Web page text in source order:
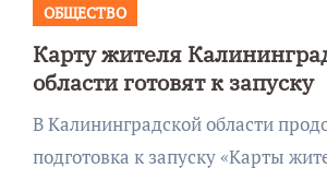
ОБЩЕСТВО
Карту жителя
области готовят к запуску
В Калининградской области продолжается
подготовка к запуску «Карты